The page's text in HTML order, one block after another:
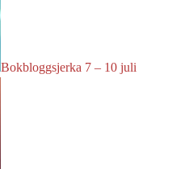
Bokbloggsjerka 7 – 10 juli